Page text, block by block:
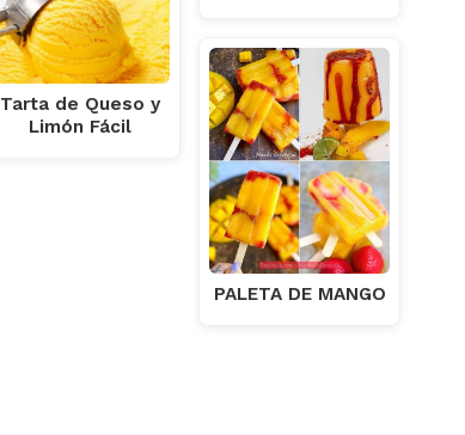
Tarta de Queso y
Limón Fácil
PALETA DE MANGO